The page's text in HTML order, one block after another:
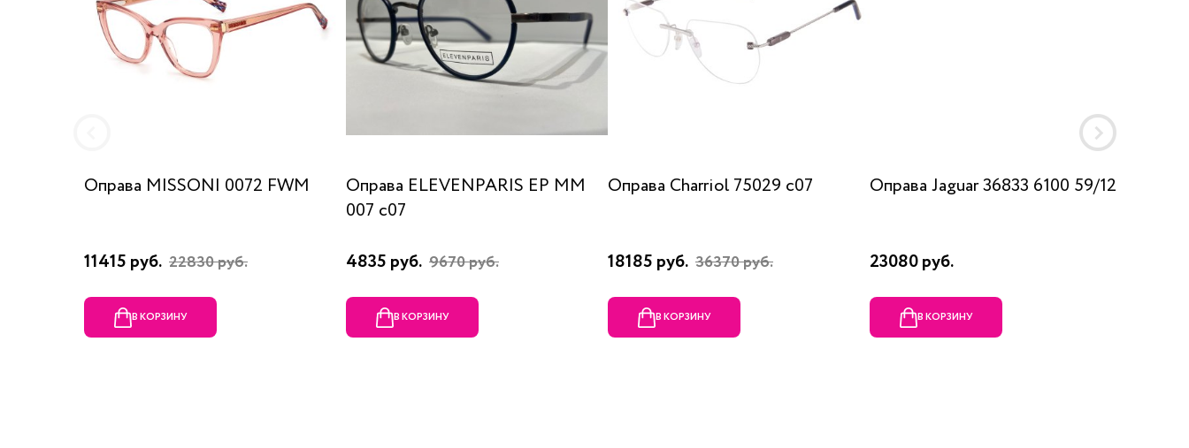
Оправа MISSONI 0072 FWM
11415 руб. 22830 руб.
В КОРЗИНУ
Оправа ELEVENPARIS EP MM
007 c07
4835 руб. 9670 руб.
В КОРЗИНУ
Оправа Charriol 75029 c07
18185 руб. 36370 руб.
В КОРЗИНУ
Оправа Jaguar 36833 6100 59/12
23080 руб.
В КОРЗИНУ